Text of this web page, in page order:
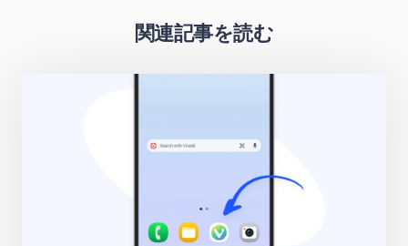
関連記事を読む